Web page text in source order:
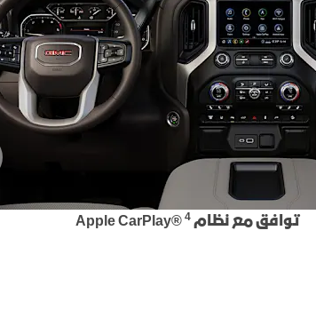
توافق مع نظام Apple CarPlay®4